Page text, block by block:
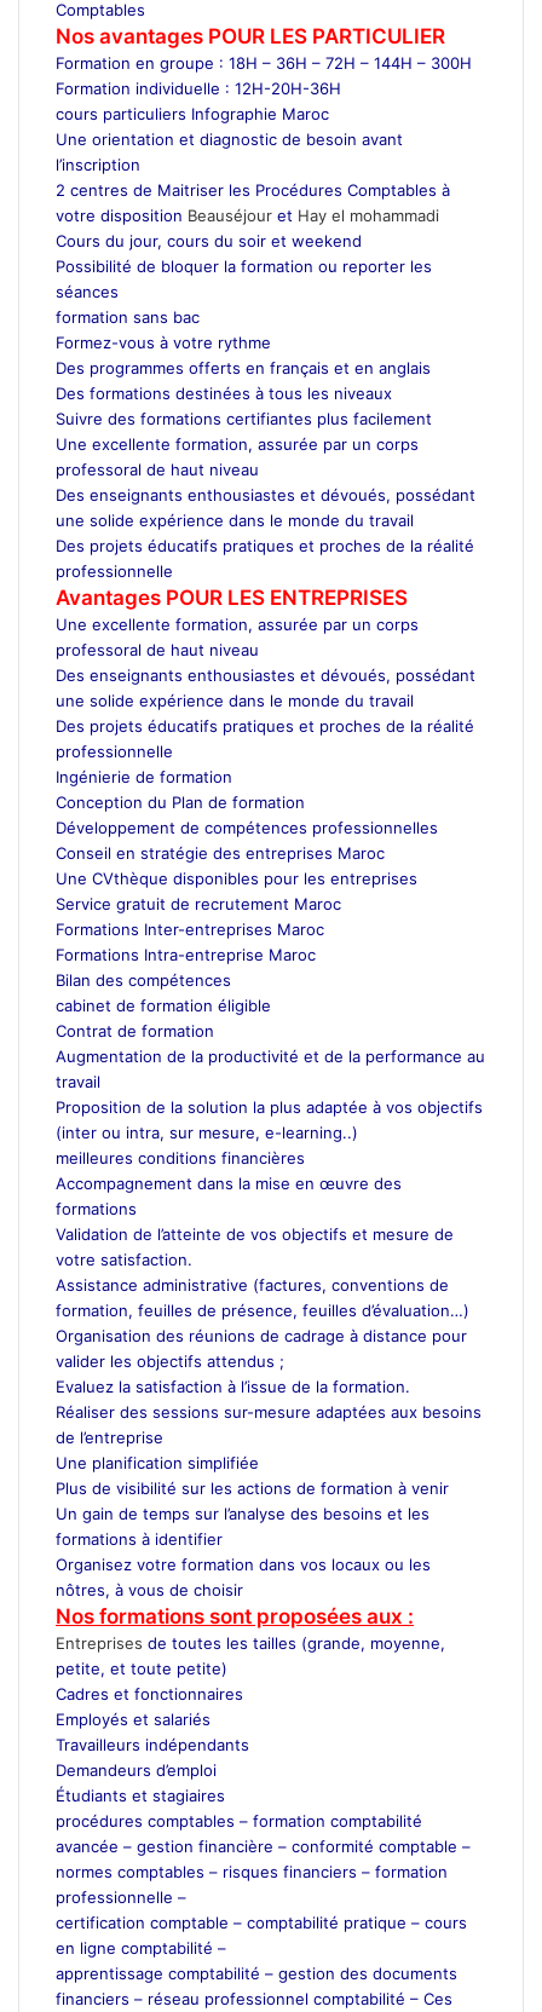
Comptables
Nos avantages POUR LES PARTICULIER
Formation en groupe : 18H – 36H – 72H – 144H – 300H
Formation individuelle : 12H-20H-36H
cours particuliers Infographie Maroc
Une orientation et diagnostic de besoin avant
l’inscription
2 centres de Maitriser les Procédures Comptables à
votre disposition Beauséjour et Hay el mohammadi
Cours du jour, cours du soir et weekend
Possibilité de bloquer la formation ou reporter les
séances
formation sans bac
Formez-vous à votre rythme
Des programmes offerts en français et en anglais
Des formations destinées à tous les niveaux
Suivre des formations certifiantes plus facilement
Une excellente formation, assurée par un corps
professoral de haut niveau
Des enseignants enthousiastes et dévoués, possédant
une solide expérience dans le monde du travail
Des projets éducatifs pratiques et proches de la réalité
professionnelle
Avantages POUR LES ENTREPRISES
Une excellente formation, assurée par un corps
professoral de haut niveau
Des enseignants enthousiastes et dévoués, possédant
une solide expérience dans le monde du travail
Des projets éducatifs pratiques et proches de la réalité
professionnelle
Ingénierie de formation
Conception du Plan de formation
Développement de compétences professionnelles
Conseil en stratégie des entreprises Maroc
Une CVthèque disponibles pour les entreprises
Service gratuit de recrutement Maroc
Formations Inter-entreprises Maroc
Formations Intra-entreprise Maroc
Bilan des compétences
cabinet de formation éligible
Contrat de formation
Augmentation de la productivité et de la performance au
travail
Proposition de la solution la plus adaptée à vos objectifs
(inter ou intra, sur mesure, e-learning..)
meilleures conditions financières
Accompagnement dans la mise en œuvre des
formations
Validation de l’atteinte de vos objectifs et mesure de
votre satisfaction.
Assistance administrative (factures, conventions de
formation, feuilles de présence, feuilles d’évaluation…)
Organisation des réunions de cadrage à distance pour
valider les objectifs attendus ;
Evaluez la satisfaction à l’issue de la formation.
Réaliser des sessions sur-mesure adaptées aux besoins
de l’entreprise
Une planification simplifiée
Plus de visibilité sur les actions de formation à venir
Un gain de temps sur l’analyse des besoins et les
formations à identifier
Organisez votre formation dans vos locaux ou les
nôtres, à vous de choisir
Nos formations sont proposées aux :
Entreprises de toutes les tailles (grande, moyenne,
petite, et toute petite)
Cadres et fonctionnaires
Employés et salariés
Travailleurs indépendants
Demandeurs d’emploi
Étudiants et stagiaires
procédures comptables – formation comptabilité
avancée – gestion financière – conformité comptable –
normes comptables – risques financiers – formation
professionnelle –
certification comptable – comptabilité pratique – cours
en ligne comptabilité –
apprentissage comptabilité – gestion des documents
financiers – réseau professionnel comptabilité – Ces